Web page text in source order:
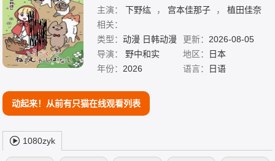
主演：
下野纮 ， 宫本佳那子 ，
植田佳奈
， 青山吉能
相关：
类型：动漫 日韩动漫 更新： 2026-08-05
导演：
野中和实 地区：
日本
年份： 2026 语言： 日语
动起来！从前有只猫在线观看列表
1080zyk